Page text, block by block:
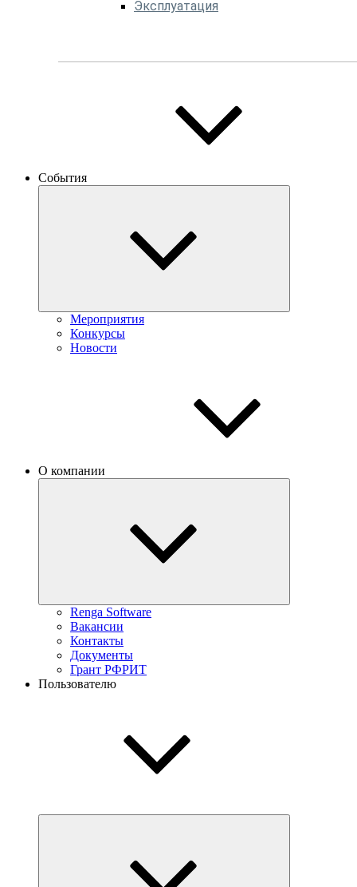
Эксплуатация
События
Мероприятия
Конкурсы
Новости
О компании
Renga Software
Вакансии
Контакты
Документы
Грант РФРИТ
Пользователю